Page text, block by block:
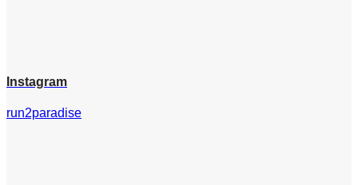
Instagram
run2paradise